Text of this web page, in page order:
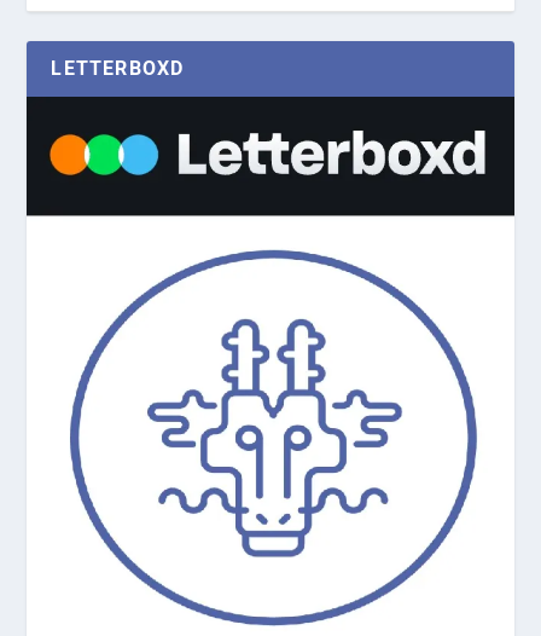
LETTERBOXD